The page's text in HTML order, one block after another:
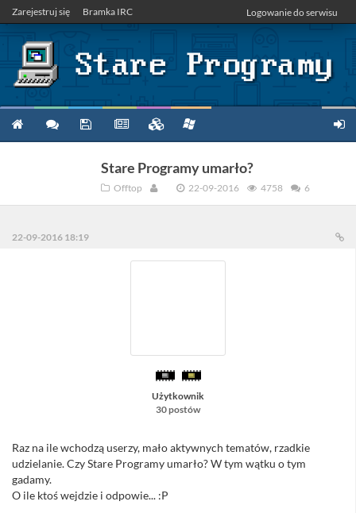
Zarejestruj się Bramka IRC Logowanie do serwisu
Stare Programy umarło?
Offtop 22-09-2016 4758 6
22-09-2016 18:19
Użytkownik
30 postów
Raz na ile wchodzą userzy, mało aktywnych tematów, rzadkie
udzielanie. Czy Stare Programy umarło? W tym wątku o tym
gadamy.
O ile ktoś wejdzie i odpowie... :P